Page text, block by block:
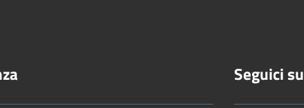
Seguici su